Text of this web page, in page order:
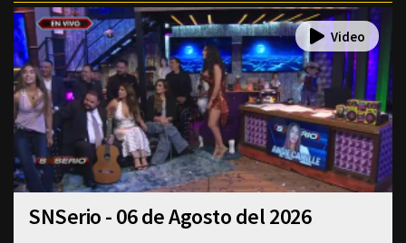
SNSerio - 06 de Agosto del 2026